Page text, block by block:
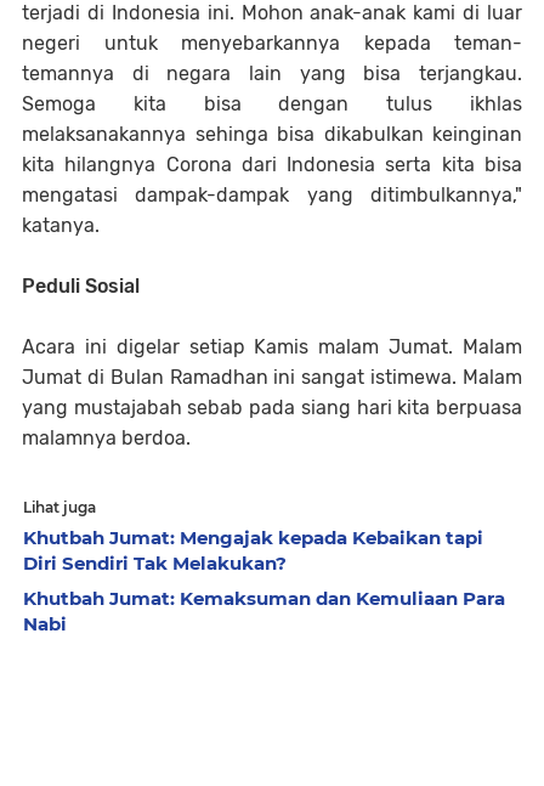
terjadi di Indonesia ini. Mohon anak-anak kami di luar
negeri untuk menyebarkannya kepada teman-
temannya di negara lain yang bisa terjangkau.
Semoga kita bisa dengan tulus ikhlas
melaksanakannya sehinga bisa dikabulkan keinginan
kita hilangnya Corona dari Indonesia serta kita bisa
mengatasi dampak-dampak yang ditimbulkannya,"
katanya.
Peduli Sosial
Acara ini digelar setiap Kamis malam Jumat. Malam
Jumat di Bulan Ramadhan ini sangat istimewa. Malam
yang mustajabah sebab pada siang hari kita berpuasa
malamnya berdoa.
Lihat juga
Khutbah Jumat: Mengajak kepada Kebaikan tapi
Diri Sendiri Tak Melakukan?
Khutbah Jumat: Kemaksuman dan Kemuliaan Para
Nabi